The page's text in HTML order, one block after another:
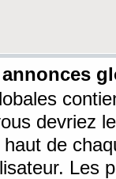
devriez
de
Les